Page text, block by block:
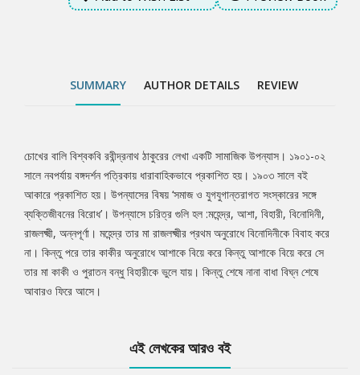
SUMMARY AUTHOR DETAILS REVIEW
Tab
Article
চোখের বালি বিশ্বকবি রবীন্দ্রনাথ ঠাকুরের লেখা একটি সামাজিক উপন্যাস। ১৯০১-০২
সালে নবপর্যায় বঙ্গদর্শন পত্রিকায় ধারাবাহিকভাবে প্রকাশিত হয়। ১৯০৩ সালে বই
আকারে প্রকাশিত হয়। উপন্যাসের বিষয় ‘সমাজ ও যুগযুগান্তরাগত সংস্কারের সঙ্গে
ব্যক্তিজীবনের বিরোধ’। উপন্যাসে চরিত্র গুলি হল :মহেন্দ্র, আশা, বিহারী, বিনোদিনী,
রাজলক্ষ্মী, অন্নপূর্ণা। মহেন্দ্র তার মা রাজলক্ষ্মীর প্রথম অনুরোধে বিনোদিনীকে বিবাহ করে
না। কিন্তু পরে তার কাকীর অনুরোধে আশাকে বিয়ে করে কিন্তু আশাকে বিয়ে করে সে
তার মা কাকী ও পুরাতন বন্ধু বিহারীকে ভুলে যায়। কিন্তু শেষে নানা বাধা বিঘ্ন শেষে
আবারও ফিরে আসে।
এই লেখকের আরও বই